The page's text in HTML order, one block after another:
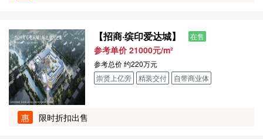
【招商·缤印爱达城】 在售
参考单价 21000元/m²
参考总价约220万元
崇贤上亿旁
精装交付 自带商业体
惠 限时折扣出售